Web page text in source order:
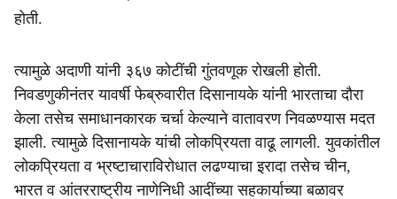
होती.
त्यामुळे अदाणी यांनी ३६७ कोटींची गुंतवणूक रोखली होती.
निवडणुकीनंतर यावर्षी फेब्रुवारीत दिसानायके यांनी भारताचा दौरा
केला तसेच समाधानकारक चर्चा केल्याने वातावरण निवळण्यास मदत
झाली. त्यामुळे दिसानायके यांची लोकप्रियता वाढू लागली. युवकांतील
लोकप्रियता व भ्रष्टाचाराविरोधात लढण्याचा इरादा तसेच चीन,
भारत व आंतरराष्ट्रीय नाणेनिधी आदींच्या सहकार्याच्या बळावर